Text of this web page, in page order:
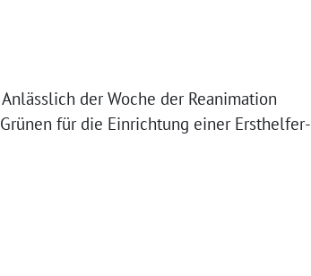
der Woche der Reanimation
für die Einrichtung einer Ersthelfer-